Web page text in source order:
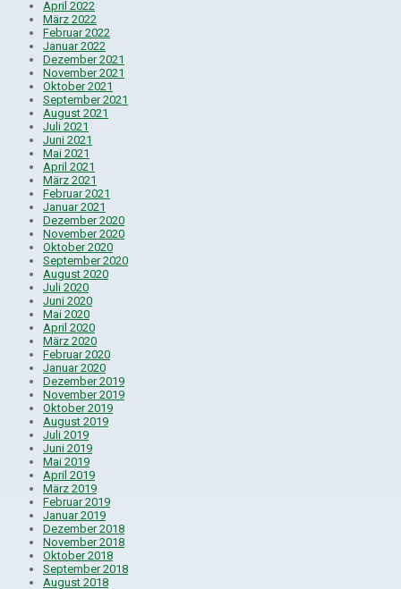
April 2022
März 2022
Februar 2022
Januar 2022
Dezember 2021
November 2021
Oktober 2021
September 2021
August 2021
Juli 2021
Juni 2021
Mai 2021
April 2021
März 2021
Februar 2021
Januar 2021
Dezember 2020
November 2020
Oktober 2020
September 2020
August 2020
Juli 2020
Juni 2020
Mai 2020
April 2020
März 2020
Februar 2020
Januar 2020
Dezember 2019
November 2019
Oktober 2019
August 2019
Juli 2019
Juni 2019
Mai 2019
April 2019
März 2019
Februar 2019
Januar 2019
Dezember 2018
November 2018
Oktober 2018
September 2018
August 2018